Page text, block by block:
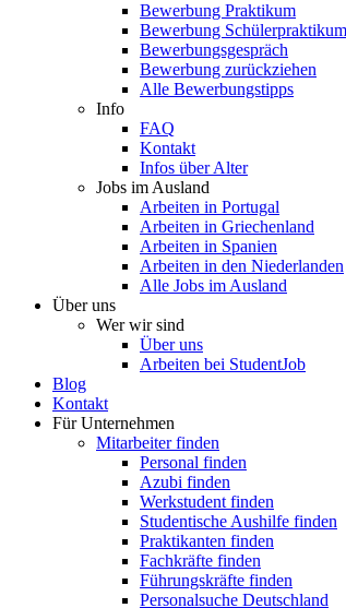
Bewerbung Praktikum
Bewerbung Schülerpraktikum
Bewerbungsgespräch
Bewerbung zurückziehen
Alle Bewerbungstipps
Info
FAQ
Kontakt
Infos über Alter
Jobs im Ausland
Arbeiten in Portugal
Arbeiten in Griechenland
Arbeiten in Spanien
Arbeiten in den Niederlanden
Alle Jobs im Ausland
Über uns
Wer wir sind
Über uns
Arbeiten bei StudentJob
Blog
Kontakt
Für Unternehmen
Mitarbeiter finden
Personal finden
Azubi finden
Werkstudent finden
Studentische Aushilfe finden
Praktikanten finden
Fachkräfte finden
Führungskräfte finden
Personalsuche Deutschland